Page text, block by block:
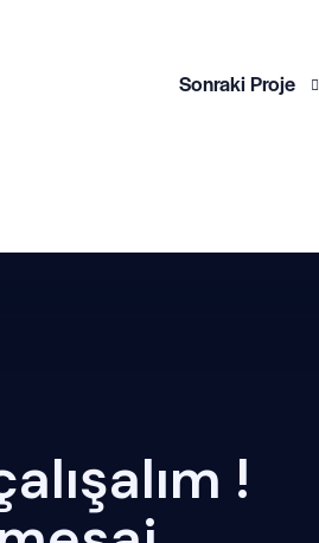
Sonraki Proje
!